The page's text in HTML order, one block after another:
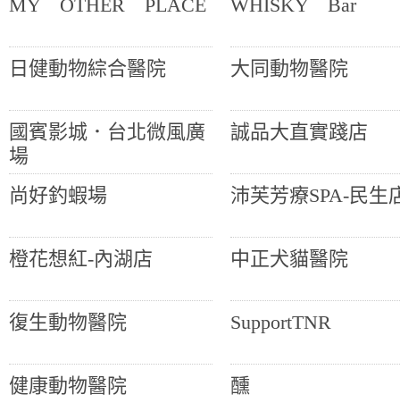
MY OTHER PLACE WHISKY Bar
日健動物綜合醫院 大同動物醫院
國賓影城．台北微風廣
場
誠品大直實踐店
尚好釣蝦場 沛芙芳療SPA-民生
橙花想紅-內湖店 中正犬貓醫院
復生動物醫院 SupportTNR
健康動物醫院 醺